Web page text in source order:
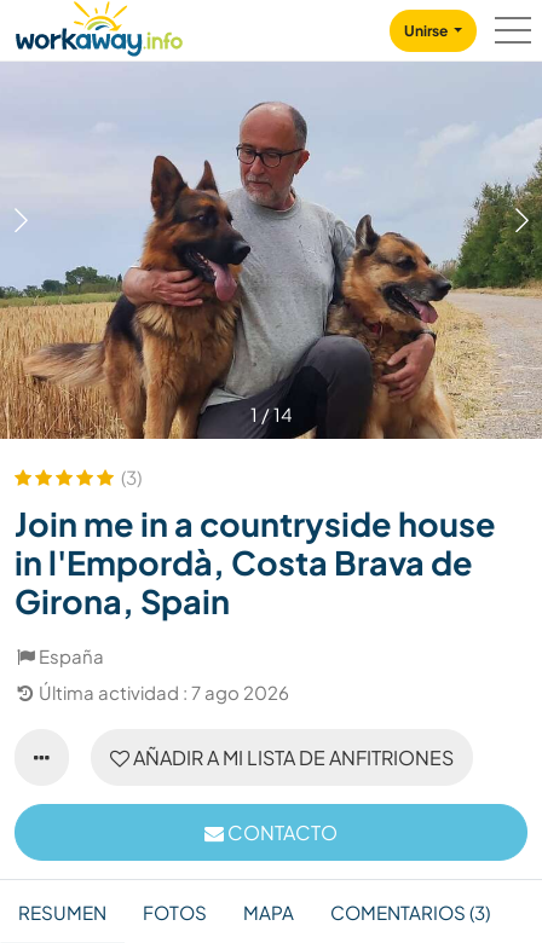
CONTENT
MAIN NAVIGATION
Unirse
1/14
(3)
Join me in a countryside house
in l'Empordà, Costa Brava de
Girona, Spain
España
Última actividad : 7 ago 2026
AÑADIR A MI LISTA DE ANFITRIONES
CONTACTO
RESUMEN FOTOS MAPA COMENTARIOS (3)